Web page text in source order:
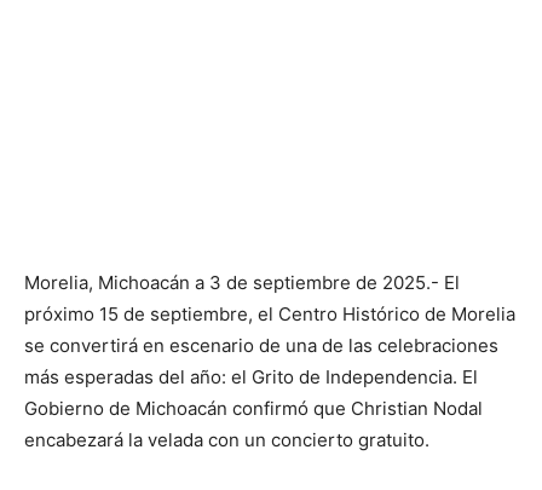
Morelia, Michoacán a 3 de septiembre de 2025.- El
próximo 15 de septiembre, el Centro Histórico de Morelia
se convertirá en escenario de una de las celebraciones
más esperadas del año: el Grito de Independencia. El
Gobierno de Michoacán confirmó que Christian Nodal
encabezará la velada con un concierto gratuito.